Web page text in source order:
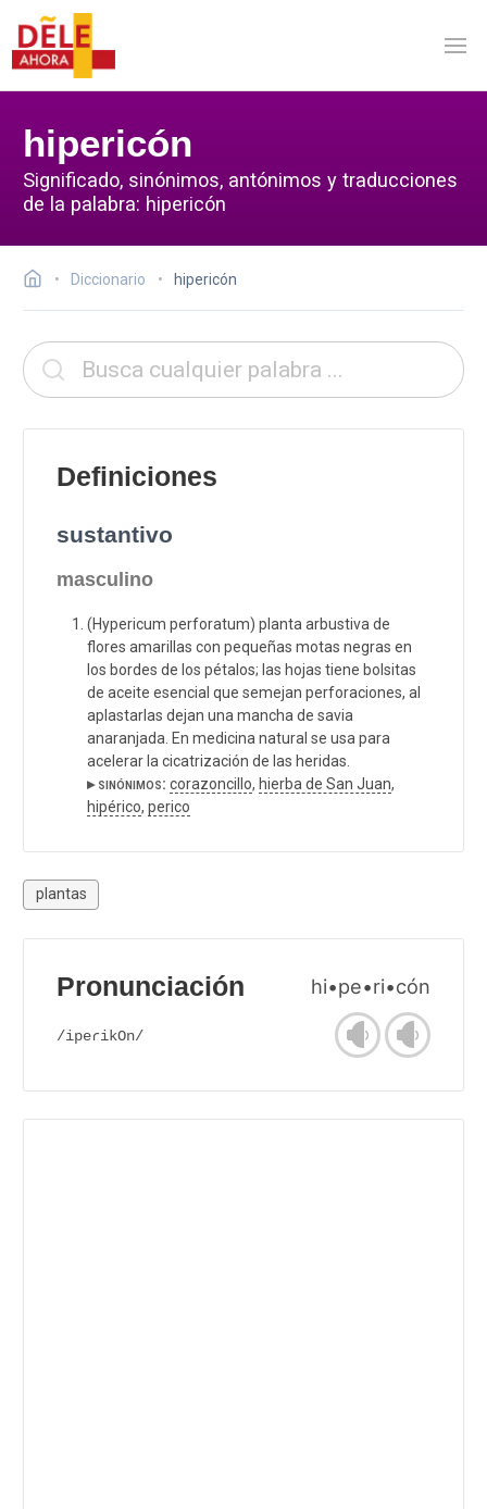
hipericón
Significado, sinónimos, antónimos y traducciones
de la palabra: hipericón
Diccionario hipericón
Definiciones
sustantivo
masculino
(Hypericum perforatum) planta arbustiva de
flores amarillas con pequeñas motas negras en
los bordes de los pétalos; las hojas tiene bolsitas
de aceite esencial que semejan perforaciones, al
aplastarlas dejan una mancha de savia
anaranjada. En medicina natural se usa para
acelerar la cicatrización de las heridas.
▸ sinónimos: corazoncillo, hierba de San Juan,
hipérico, perico
plantas
Pronunciación hi•pe•ri•cón
/ipeɾikOn/